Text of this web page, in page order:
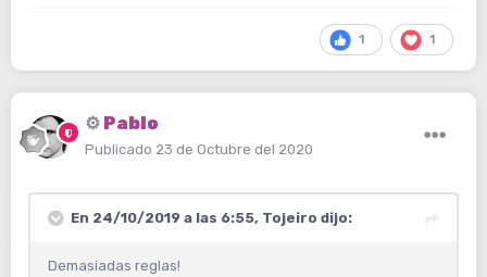
1 1
⚙️ Pablo
Publicado 23 de Octubre del 2020
En 24/10/2019 a las 6:55, Tojeiro dijo:
Demasiadas reglas!